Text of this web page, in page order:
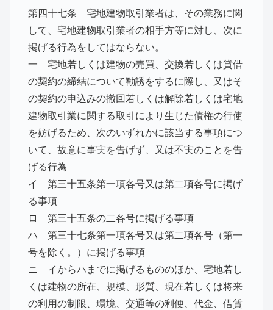
第四十七条 宅地建物取引業者は、その業務に関
して、宅地建物取引業者の相手方等に対し、次に
掲げる行為をしてはならない。
一 宅地若しくは建物の売買、交換若しくは貸借
の契約の締結について勧誘をするに際し、又はそ
の契約の申込みの撤回若しくは解除若しくは宅地
建物取引業に関する取引により生じた債権の行使
を妨げるため、次のいずれかに該当する事項につ
いて、故意に事実を告げず、又は不実のことを告
げる行為
イ 第三十五条第一項各号又は第二項各号に掲げ
る事項
ロ 第三十五条の二各号に掲げる事項
ハ 第三十七条第一項各号又は第二項各号（第一
号を除く。）に掲げる事項
ニ イからハまでに掲げるもののほか、宅地若し
くは建物の所在、規模、形質、現在若しくは将来
の利用の制限、環境、交通等の利便、代金、借賃